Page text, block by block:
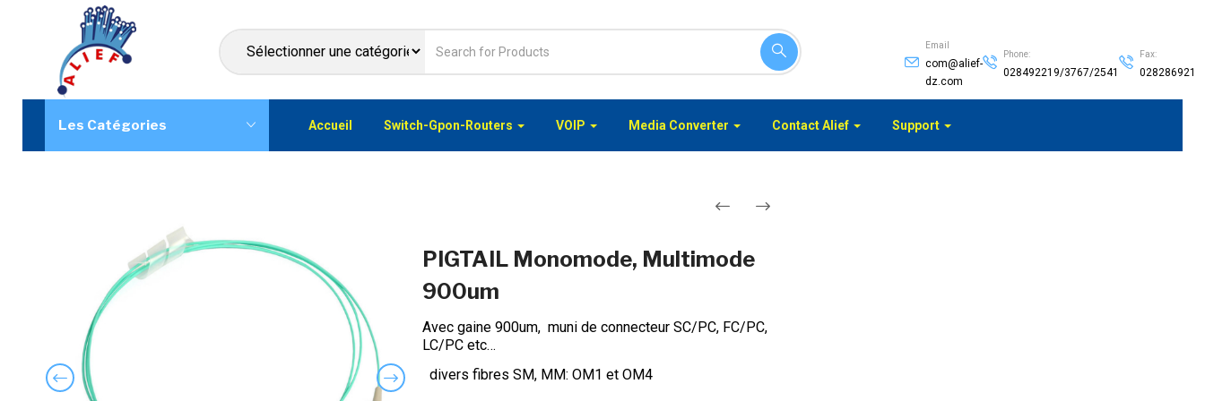
Email
com@alief-
dz.com
Phone:
028492219/3767/2541
Fax:
028286921
Les Catégories Accueil Switch-Gpon-Routers VOIP Media Converter Contact Alief Support
de
l’article
PIGTAIL Monomode, Multimode
900um
Avec gaine 900um, muni de connecteur SC/PC, FC/PC,
LC/PC etc…
divers fibres SM, MM: OM1 et OM4